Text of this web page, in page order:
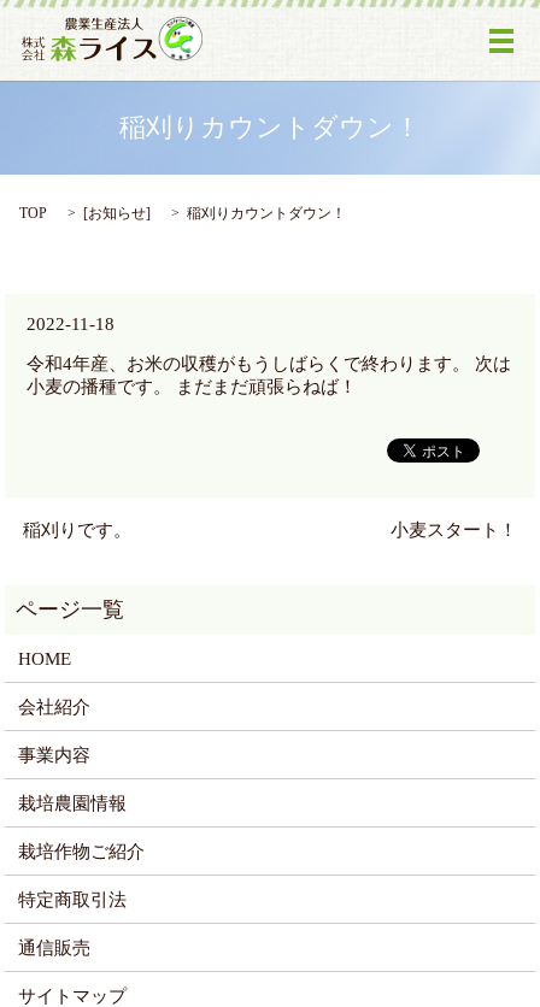
メ
稲刈りカウントダウン！
TOP [お知らせ] 稲刈りカウントダウン！
2022-11-18
令和4年産、お米の収穫がもうしばらくで終わります。 次は
小麦の播種です。 まだまだ頑張らねば！
稲刈りです。 小麦スタート！
HOME
会社紹介
事業内容
栽培農園情報
栽培作物ご紹介
特定商取引法
通信販売
サイトマップ